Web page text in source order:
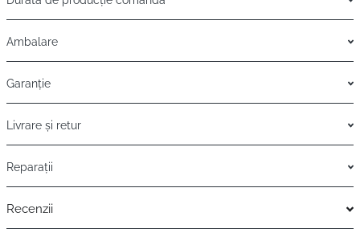
Ambalare
Garanție
Livrare și retur
Reparații
Recenzii